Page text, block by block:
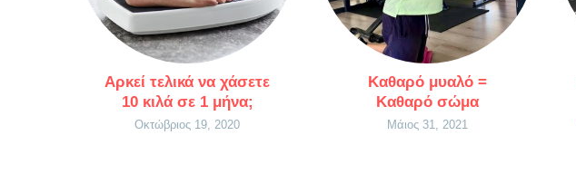
Αρκεί τελικά να χάσετε
10 κιλά σε 1 μήνα;
Οκτώβριος 19, 2020
Καθαρό μυαλό =
Καθαρό σώμα
Μάιος 31, 2021